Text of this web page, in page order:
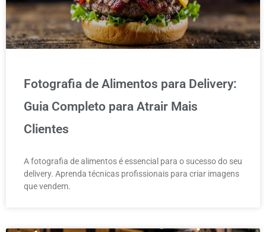
Fotografia de Alimentos para Delivery:
Guia Completo para Atrair Mais
Clientes
A fotografia de alimentos é essencial para o sucesso do seu
delivery. Aprenda técnicas profissionais para criar imagens
que vendem.